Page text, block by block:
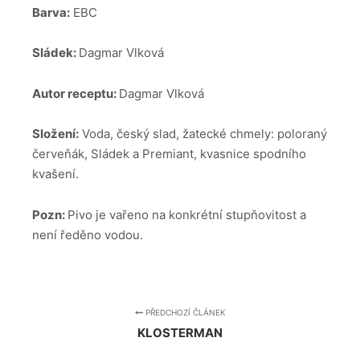
Barva: EBC
Sládek: Dagmar Vlková
Autor receptu: Dagmar Vlková
Složení: Voda, český slad, žatecké chmely: poloraný
červeňák, Sládek a Premiant, kvasnice spodního
kvašení.
Pozn: Pivo je vařeno na konkrétní stupňovitost a
není ředěno vodou.
PŘEDCHOZÍ ČLÁNEK
KLOSTERMAN